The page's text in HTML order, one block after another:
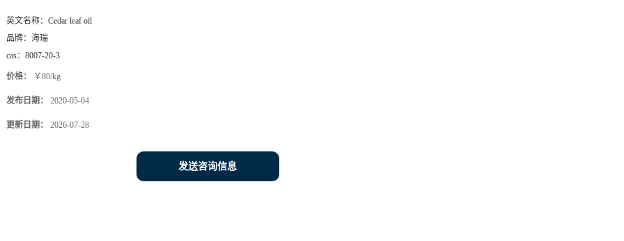
英文名称： Cedar leaf oil
品牌： 海瑞
cas： 8007-20-3
价格： ￥80/kg
发布日期： 2020-05-04
更新日期： 2026-07-28
发送咨询信息